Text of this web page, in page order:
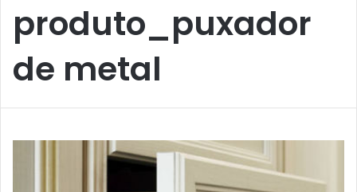
produto_puxador
de metal